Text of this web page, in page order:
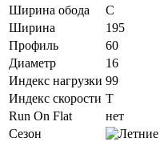
Ширина обода
C
Ширина
195
Профиль
60
Диаметр
16
Индекс нагрузки 99
Индекс скорости T
Run On Flat
нет
Сезон